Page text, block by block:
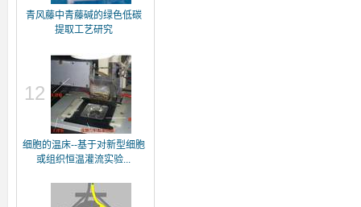
青风藤中青藤碱的绿色低碳
提取工艺研究
12
细胞的温床--基于对新型细胞
或组织恒温灌流实验...